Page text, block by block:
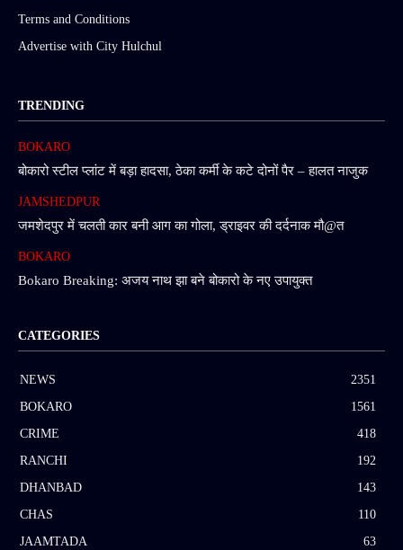
Terms and Conditions
Advertise with City Hulchul
TRENDING
BOKARO
बोकारो स्टील प्लांट में बड़ा हादसा, ठेका कर्मी के कटे दोनों पैर – हालत नाजुक
JAMSHEDPUR
जमशेदपुर में चलती कार बनी आग का गोला, ड्राइवर की दर्दनाक मौ@त
BOKARO
Bokaro Breaking: अजय नाथ झा बने बोकारो के नए उपायुक्त
CATEGORIES
NEWS
2351
BOKARO
1561
CRIME
418
RANCHI
192
DHANBAD
143
CHAS
110
JAAMTADA
63